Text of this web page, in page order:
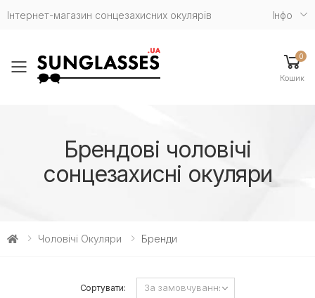
Інтернет-магазин сонцезахисних окулярів Iнфо
Toggle mobile menu
0
Кошик
Брендові чоловічі
сонцезахисні окуляри
Чоловічі Окуляри Бренди
Сортувати: